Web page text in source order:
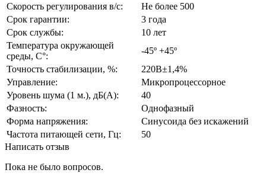
Скорость регулирования в/с:
Не более 500
Срок гарантии:
3 года
Срок службы:
10 лет
Температура окружающей
среды, С°:
-45º +45º
Точность стабилизации, %:
220В±1,4%
Управление:
Микропроцессорное
Уровень шума (1 м.), дБ(А):
40
Фазность:
Однофазный
Форма напряжения:
Синусоида без искажений
Частота питающей сети, Гц:
50
Написать отзыв
Пока не было вопросов.